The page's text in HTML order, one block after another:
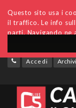
Questo sito usa i
il traffico. Le info
parti. Navigando ne
Accedi